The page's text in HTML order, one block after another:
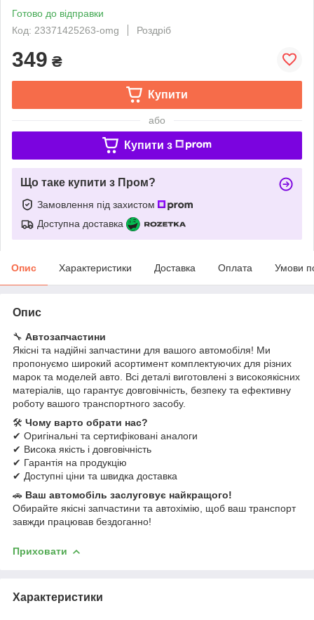
Готово до відправки
Код: 23371425263-omg
Роздріб
349 ₴
Купити
або
Купити з
Що таке купити з Пром?
Замовлення під захистом
Доступна доставка
Опис Характеристики Доставка Оплата Умови
Опис
🔧 Автозапчастини
Якісні та надійні запчастини для вашого автомобіля! Ми
пропонуємо широкий асортимент комплектуючих для різних
марок та моделей авто. Всі деталі виготовлені з високоякісних
матеріалів, що гарантує довговічність, безпеку та ефективну
роботу вашого транспортного засобу.
🛠 Чому варто обрати нас?
✔ Оригінальні та сертифіковані аналоги
✔ Висока якість і довговічність
✔ Гарантія на продукцію
✔ Доступні ціни та швидка доставка
🚗 Ваш автомобіль заслуговує найкращого!
Обирайте якісні запчастини та автохімію, щоб ваш транспорт
завжди працював бездоганно!
Приховати
Характеристики